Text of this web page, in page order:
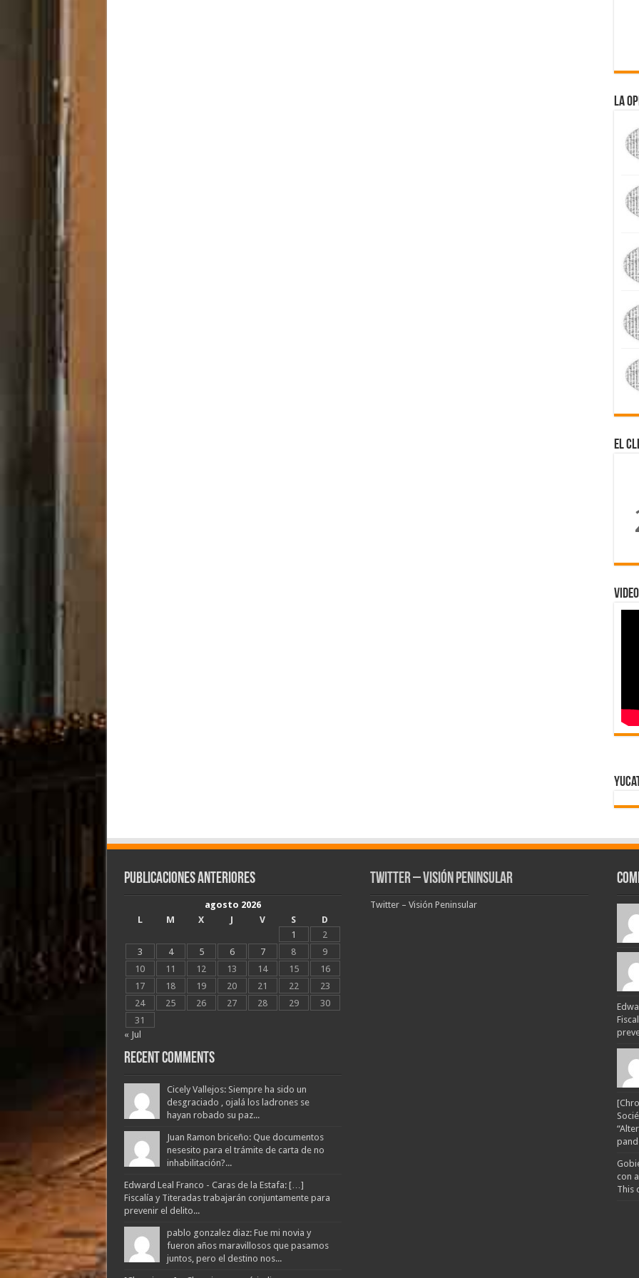
La
El
Publicaciones Anteriores
agosto 2026
L
M X J V S
D
1
2
3
4 5 6 7 8
9
10
11 12 13 14 15
16
17
18 19 20 21 22
23
24
25 26 27 28 29
30
31
« Jul
Recent Comments
Cicely Vallejos: Siempre ha sido un
desgraciado , ojalá los ladrones se
hayan robado su paz...
Juan Ramon briceño: Que documentos
nesesito para el trámite de carta de no
inhabilitación?...
Edward Leal Franco - Caras de la Estafa: […]
Fiscalía y Titeradas trabajarán conjuntamente para
prevenir el delito...
pablo gonzalez diaz: Fue mi novia y
fueron años maravillosos que pasamos
juntos, pero el destino nos...
Twitter – Visión Peninsular
Twitter – Visión Peninsular
con
This